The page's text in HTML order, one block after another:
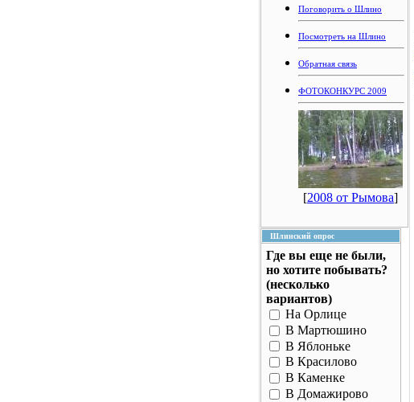
Поговорить о Шлино
Посмотреть на Шлино
Обратная связь
ФОТОКОНКУРС 2009
[2008 от Рымова]
Шлинский опрос
Где вы еще не были,
но хотите побывать?
(несколько
вариантов)
На Орлице
В Мартюшино
В Яблоньке
В Красилово
В Каменке
В Домажирово